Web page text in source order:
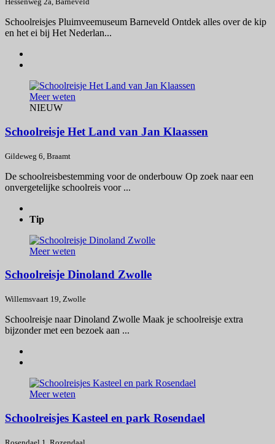
Schoolreisjes Pluimveemuseum Barneveld Ontdek alles over de kip
en het ei bij Het Nederlan...
Meer weten
NIEUW
Schoolreisje Het Land van Jan Klaassen
Gildeweg 6, Braamt
De schoolreisbestemming voor de onderbouw Op zoek naar een
onvergetelijke schoolreis voor ...
Tip
Meer weten
Schoolreisje Dinoland Zwolle
Willemsvaart 19, Zwolle
Schoolreisje naar Dinoland Zwolle Maak je schoolreisje extra
bijzonder met een bezoek aan ...
Meer weten
Schoolreisjes Kasteel en park Rosendael